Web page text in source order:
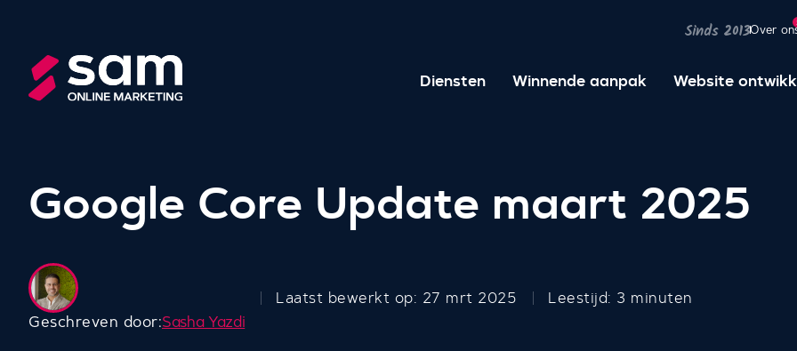
Sinds 2013Over
Diensten Winnende aanpak Website
Google Core Update maart 2025
Sasha Yazdi
Geschreven door:
Laatst bewerkt op: 27 mrt 2025 Leestijd: 3 minuten